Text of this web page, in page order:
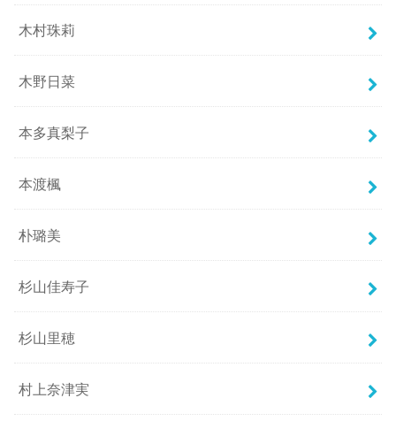
木村珠莉
木野日菜
本多真梨子
本渡楓
朴璐美
杉山佳寿子
杉山里穂
村上奈津実